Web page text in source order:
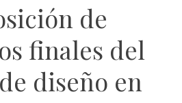
de
finales del
diseño en